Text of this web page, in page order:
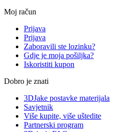
Moj račun
Prijava
Prijava
Zaboravili ste lozinku?
Gdje je moja pošiljka?
Iskoristiti kupon
Dobro je znati
3DJake postavke materijala
Savjetnik
Više kupite, više uštedite
Partnerski program